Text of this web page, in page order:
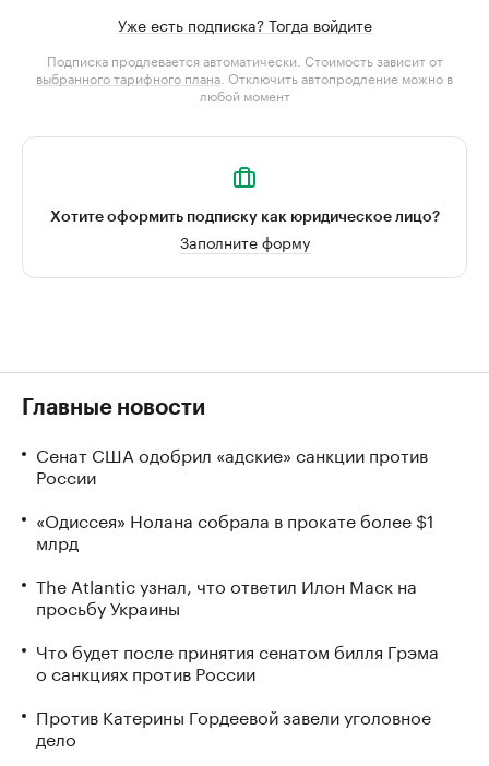
Уже есть подписка? Тогда войдите
Подписка продлевается автоматически. Стоимость зависит от
выбранного тарифного плана . Отключить автопродление можно в
любой момент
Хотите оформить подписку как юридическое лицо?
Заполните форму
Главные новости
Сенат США одобрил «адские» санкции против
России
«Одиссея» Нолана собрала в прокате более $1
млрд
The Atlantic узнал, что ответил Илон Маск на
просьбу Украины
Что будет после принятия сенатом билля Грэма
о санкциях против России
Против Катерины Гордеевой завели уголовное
дело